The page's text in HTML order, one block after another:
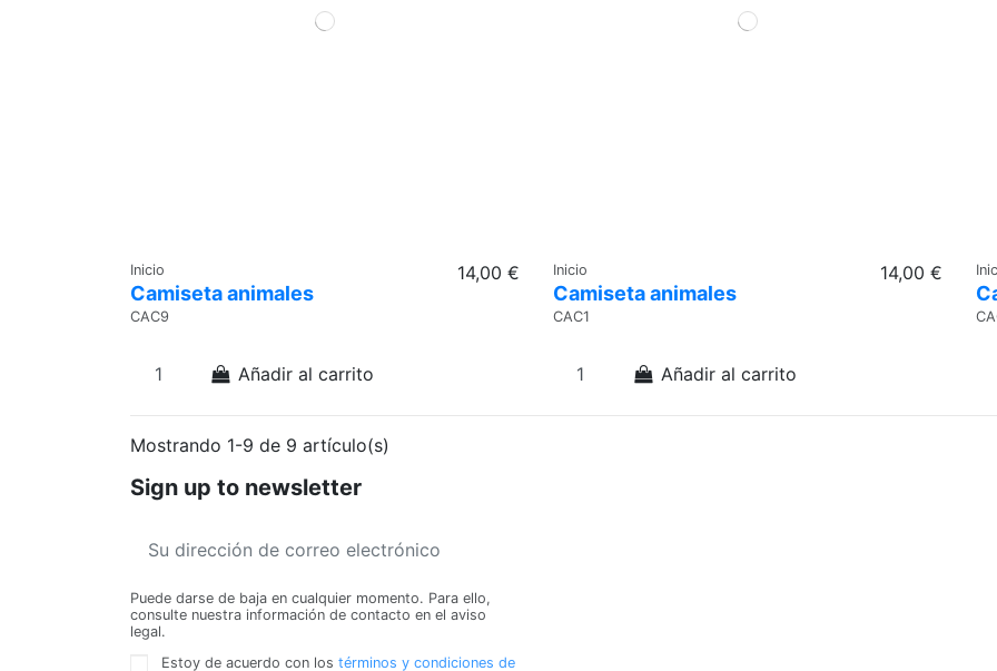
Inicio
Camiseta animales
CAC9
14,00 €
Añadir al carrito
Inicio
Camiseta animales
CAC1
14,00 €
Añadir al carrito
Mostrando 1-9 de 9 artículo(s)
Sign up to newsletter
Puede darse de baja en cualquier momento. Para ello,
consulte nuestra información de contacto en el aviso
legal.
Estoy de acuerdo con los términos y condiciones de